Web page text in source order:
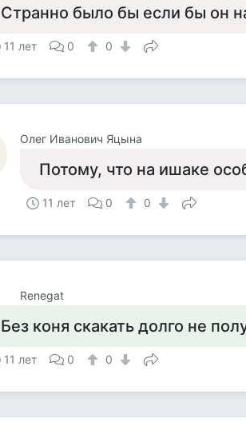
Странно было бы если бы он
11 лет 0 0
Олег Иванович Яцына
Потому, что на ишаке
11 лет 0 0
Renegat
Без коня скакать долго не
11 лет 0 0